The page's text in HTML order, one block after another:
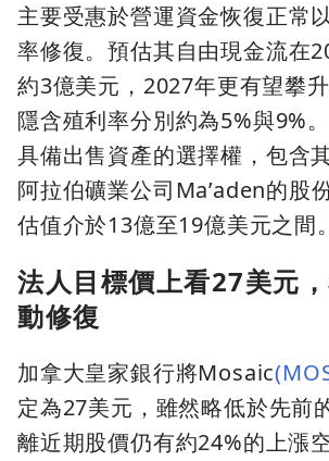
主要受惠於營運資金恢復正常
率修復。預估其自由現金流在
約3億美元，2027年更有望攀
隱含殖利率分別約為5%與9%
具備出售資產的選擇權，包含
阿拉伯礦業公司Ma’aden的股
估值介於13億至19億美元之間。
法人目標價上看27美元
動修復
加拿大皇家銀行將Mosaic
定為27美元，雖然略低於先前
離近期股價仍有約24%的上漲